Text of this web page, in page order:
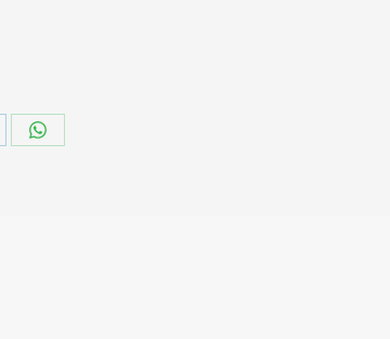
Share